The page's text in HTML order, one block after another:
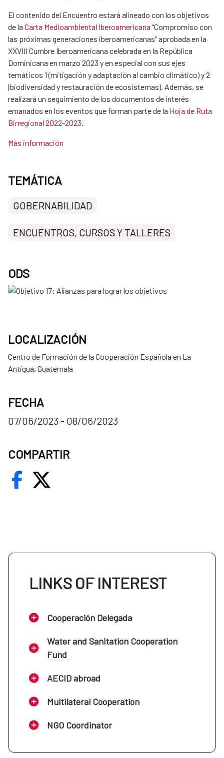
El contenido del Encuentro estará alineado con los objetivos
de la Carta Medioambiental Iberoamericana “Compromiso con
las próximas generaciones iberoamericanas” aprobada en la
XXVIII Cumbre Iberoamericana celebrada en la República
Dominicana en marzo 2023 y en especial con sus ejes
temáticos 1 (mitigación y adaptación al cambio climático) y 2
(biodiversidad y restauración de ecosistemas). Además, se
realizará un seguimiento de los documentos de interés
emanados en los eventos que forman parte de la Hoja de Ruta
Birregional 2022-2023
Más información
TEMÁTICA
GOBERNABILIDAD
ENCUENTROS, CURSOS Y TALLERES
ODS
LOCALIZACIÓN
Centro de Formación de la Cooperación Española en La
Antigua, Guatemala
FECHA
07/06/2023 - 08/06/2023
COMPARTIR
LINKS OF INTEREST
Cooperación Delegada
Water and Sanitation Cooperation
Fund
AECID abroad
Multilateral Cooperation
NGO Coordinator